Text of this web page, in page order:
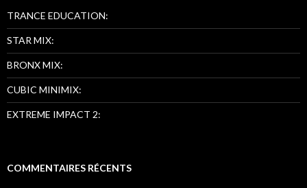
TRANCE EDUCATION:
STAR MIX:
BRONX MIX:
CUBIC MINIMIX:
EXTREME IMPACT 2:
COMMENTAIRES RÉCENTS